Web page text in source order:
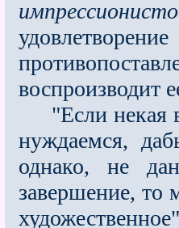
воспроизводит
"Если некая
нуждаемся,
однако, не
завершение, то